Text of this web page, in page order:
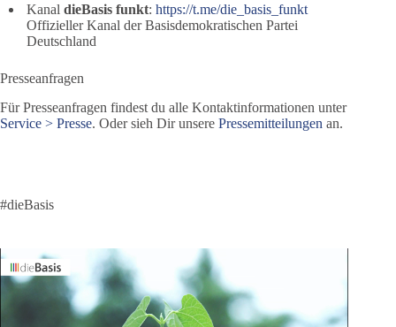
KanaldieBasis funkt:https://t.me/die_basis_funkt
Offizieller Kanal der Basisdemokratischen Partei
Deutschland
Presseanfragen
Für Presseanfragen findest du alle Kontaktinformationen unter
Service > Presse. Oder sieh Dir unsere Pressemitteilungen an.
#dieBasis